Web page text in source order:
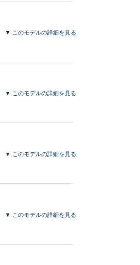
▼ このモデルの詳細を見る
▼ このモデルの詳細を見る
▼ このモデルの詳細を見る
▼ このモデルの詳細を見る